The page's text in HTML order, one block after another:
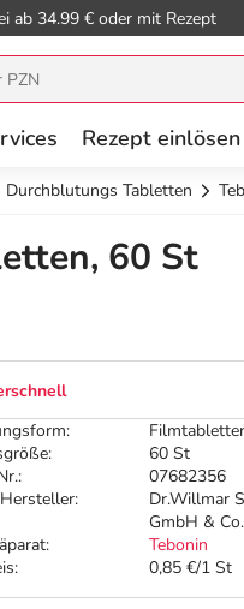
ab 34.99 € oder mit Rezept
Rezept einlösen
Durchblutungs Tabletten
60 St
60 St
07682356
Dr.Willmar
GmbH &
Tebonin
0,85 €/1 St